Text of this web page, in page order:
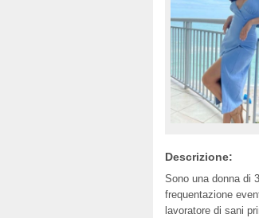
Descrizione:
Sono una donna di
frequentazione
lavoratore di sani